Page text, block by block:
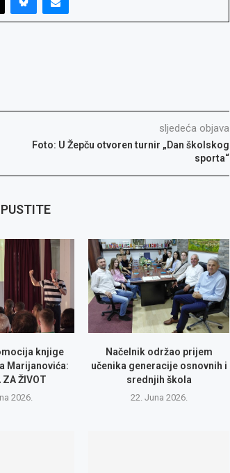
sljedeća objava
Foto: U Žepču otvoren turnir „Dan školskog
sporta“
knjige
Marijanovića:
ZA ŽIVOT
2026.
Načelnik održao prijem
učenika generacije osnovnih i
srednjih škola
22. Juna 2026.